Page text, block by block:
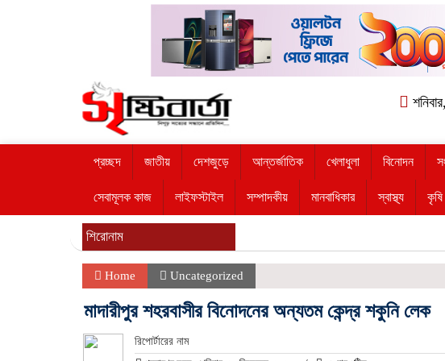
প্রচ্ছদ জাতীয় দেশজুড়ে আন্তর্জাতিক খেলাধুলা বিনোদন
সেবামূলক কাজ লাইফস্টাইল সম্পাদকীয় মানবাধিকার স্বাস্থ্য কৃষি
শিরোনাম
Home Uncategorized
মাদারীপুর শহরবাসীর বিনোদনের অন্যতম কেন্দ্র শকুনি লেক
রিপোর্টারের নাম